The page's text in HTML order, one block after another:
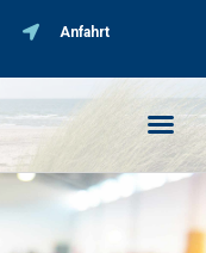
Anfahrt